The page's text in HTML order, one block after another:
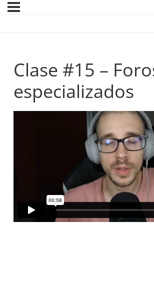
Clase #15 –
especializados